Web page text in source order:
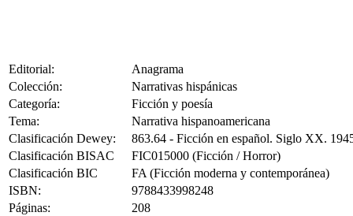
Editorial:
Anagrama
Colección:
Narrativas hispánicas
Categoría:
Ficción y poesía
Tema:
Narrativa hispanoamericana
Clasificación Dewey:
863.64 - Ficción en español. Siglo XX.
Clasificación BISAC
FIC015000 (Ficción / Horror)
Clasificación BIC
FA (Ficción moderna y contemporánea)
ISBN:
9788433998248
Páginas:
208